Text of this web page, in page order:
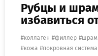
Рубцы и
избавиться
коллаген филлер
кожа
покровная система